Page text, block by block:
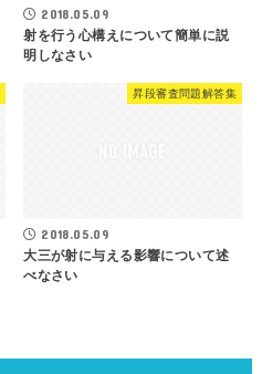
2018.05.09
射を行う心構えについて簡単に説
明しなさい
昇段審査問題解答集
2018.05.09
大三が射に与える影響について述
べなさい